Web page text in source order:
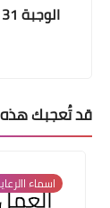
قد تُعجبك هذه
اسماء